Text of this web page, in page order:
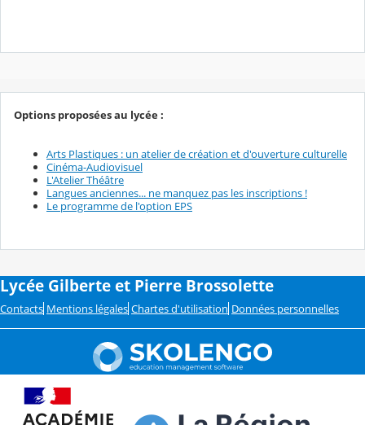
Options proposées au lycée :
Arts Plastiques : un atelier de création et d'ouverture culturelle
Cinéma-Audiovisuel
L'Atelier Théâtre
Langues anciennes... ne manquez pas les inscriptions !
Le programme de l'option EPS
Lycée Gilberte et Pierre Brossolette
Contacts Mentions légales Chartes d'utilisation Données personnelles